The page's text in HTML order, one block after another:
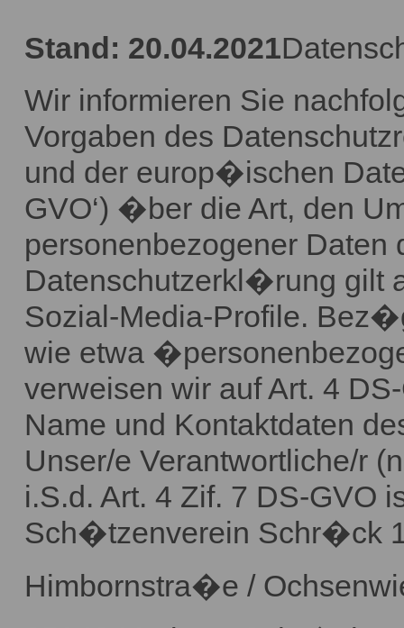
Stand: 20.04.2021
Wir informieren Sie
Vorgaben des
und der europ�ischen
GVO‘) �ber die Art, den
personenbezogener Daten
Datenschutzerkl�rung gilt
Sozial-Media-Profile.
wie etwa
verweisen wir auf Art. 4
Name und Kontaktdaten
Unser/e Verantwortliche/r
i.S.d. Art. 4 Zif. 7 DS-GVO
Sch�tzenverein Schr�ck
Himbornstra�e /